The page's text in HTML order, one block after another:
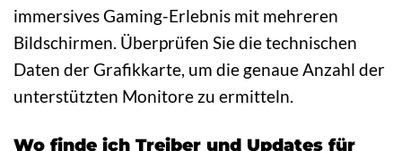
immersives Gaming-Erlebnis mit mehreren
Bildschirmen. Überprüfen Sie die technischen
Daten der Grafikkarte, um die genaue Anzahl der
unterstützten Monitore zu ermitteln.
Wo finde ich Treiber und Updates für